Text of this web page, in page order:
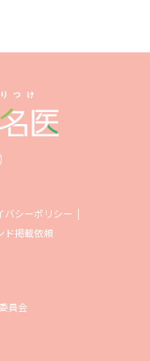
バシーポリシー
ド掲載依頼
員会